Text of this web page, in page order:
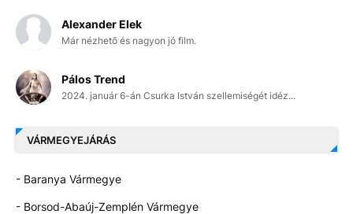
Alexander Elek
Már nézhető és nagyon jó film.
Pálos Trend
2024. január 6-án Csurka István szellemiségét idéz...
VÁRMEGYEJÁRÁS
- Baranya Vármegye
- Borsod-Abaúj-Zemplén Vármegye